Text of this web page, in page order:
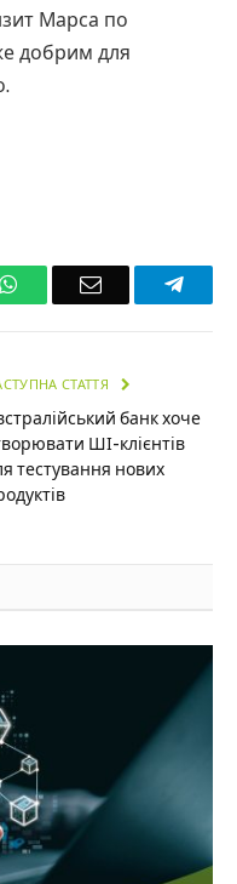
Марса по
добрим для
WhatsAppEmail
СТАТТЯ
банк хоче
ШІ-клієнтів
тестування нових